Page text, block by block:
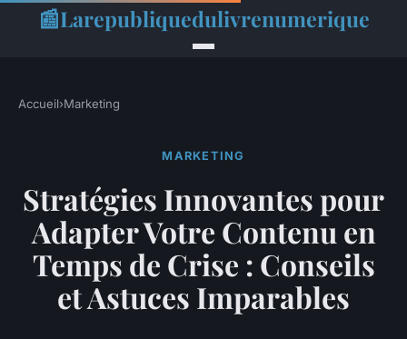
📰Larepubliquedulivrenumerique
Accueil›Marketing
MARKETING
Stratégies Innovantes pour
Adapter Votre Contenu en
Temps de Crise : Conseils
et Astuces Imparables